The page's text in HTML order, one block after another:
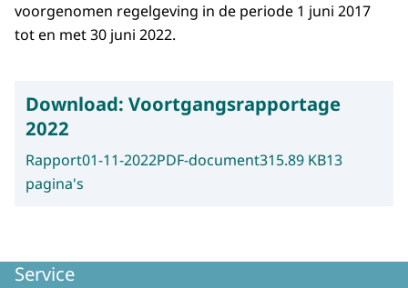
voorgenomen regelgeving in de periode 1 juni 2017
tot en met 30 juni 2022.
Download: Voortgangsrapportage
2022
Rapport01-11-2022PDF-document315.89 KB13
pagina's
Service